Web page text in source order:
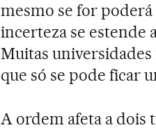
mesmo se for
incerteza se estende
Muitas
que só se pode ficar
A ordem afeta a dois